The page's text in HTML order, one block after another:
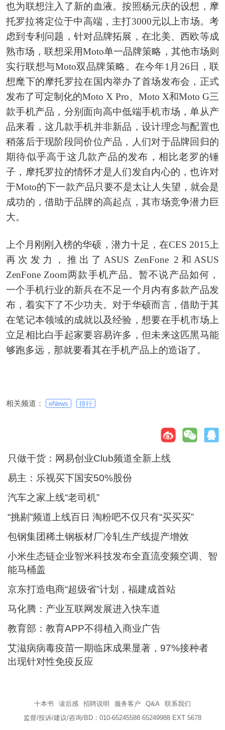
也为联想注入了新的血液。按照杨元庆的设想，摩
托罗拉将定位于中高端，主打3000元以上市场。考
虑到专利问题，针对品牌拓展，在北美、西欧等成
熟市场，联想采用Moto单一品牌策略，其他市场则
实行联想与Moto双品牌策略。在今年1月26日，联
想麾下的摩托罗拉在国内举办了首场发布会，正式
发布了可定制化的Moto X Pro、Moto X和Moto G三
款手机产品，分别面向高中低端手机市场，单从产
品来看，这几款手机并非新品，设计理念与配置也
稍落后于现阶段同价位产品，人们对于品牌回归的
期待似乎高于这几款产品的发布，相比老罗的锤
子，摩托罗拉的情怀才是人们发自内心的，也许对
于Moto的下一款产品只要不是太让人失望，就会是
成功的，借助于品牌的高起点，其市场竞争潜力巨
大。
上个月刚刚入榜的华硕，潜力十足，在CES 2015上
再次发力，推出了ASUS ZenFone 2和ASUS
ZenFone Zoom两款手机产品。暂不说产品如何，
一个手机行业的新兵在不足一个月内有多款产品发
布，着实下了不少功夫。对于华硕而言，借助于其
在笔记本领域的成就以及经验，想要在手机市场上
立足相比白手起家要容易许多，但未来这匹黑马能
够跑多远，那就要看其在手机产品上的造诣了。
相关频道： eNews 排行
只做干货：网易创业Club频道全新上线
易主：乐视买下国安50%股份
汽车之家上线“老司机”
“挑剔”频道上线百日 淘粉吧不仅只有“买买买”
包钢集团稀土钢板材厂冷轧生产线提产增效
小米生态链企业智米科技发布全直流变频空调、智
能马桶盖
京东打造电商“超级省”计划，福建成首站
马化腾：产业互联网发展进入快车道
教育部：教育APP不得植入商业广告
艾滋病病毒疫苗一期临床成果显著，97%接种者
出现针对性免疫反应
十本书 读后感 招聘说明 服务客户 Q&A
联系我们
监督/投诉/建议/咨询/BD：010-65245588 65249988 EXT 5678